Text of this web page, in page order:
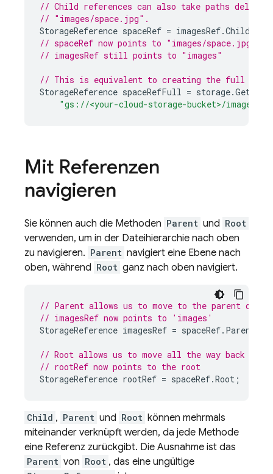
// Child references can also take paths
// "images/space.jpg".
StorageReference spaceRef = imagesRef.Child
// spaceRef now points to "images/space.jpg"
// imagesRef still points to "images"
// This is equivalent to creating the full
StorageReference spaceRefFull = storage.
"gs://<your-cloud-storage-bucket>/images/
Mit Referenzen
navigieren
Sie können auch die Methoden Parent und Root
verwenden, um in der Dateihierarchie nach oben
zu navigieren. Parent navigiert eine Ebene nach
oben, während Root ganz nach oben navigiert.
// Parent allows us to move to the parent of a
// imagesRef now points to 'images'
StorageReference imagesRef = spaceRef. Parent
// Root allows us to move all the way back to
// rootRef now points to the root
StorageReference rootRef = spaceRef.Root ;
Child , Parent und Root können mehrmals
miteinander verknüpft werden, da jede Methode
eine Referenz zurückgibt. Die Ausnahme ist das
Parent von Root , das eine ungültige